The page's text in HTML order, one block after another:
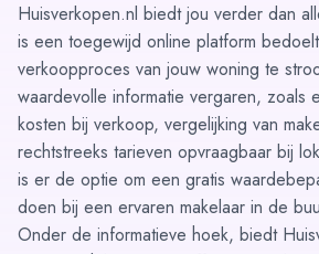
Huisverkopen.nl biedt jou verder dan
is een toegewijd online platform
verkoopproces van jouw woning te
waardevolle informatie vergaren, zoals
kosten bij verkoop, vergelijking van
rechtstreeks tarieven opvraagbaar bij
is er de optie om een gratis
doen bij een ervaren makelaar in de
Onder de informatieve hoek, biedt